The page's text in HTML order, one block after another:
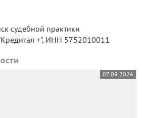
+", ИНН 5752010011
07.08.2026